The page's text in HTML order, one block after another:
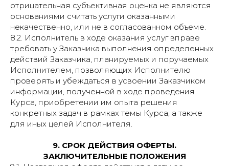
отрицательная субъективная оценка не являются
основаниями считать услуги оказанными
некачественно, или не в согласованном объеме.
8.2. Исполнитель в ходе оказания услуг вправе
требовать у Заказчика выполнения определенных
действий Заказчика, планируемых и поручаемых
Исполнителем, позволяющих Исполнителю
проверять и убеждаться в усвоении Заказчиком
информации, полученной в ходе проведения
Курса, приобретении им опыта решения
конкретных задач в рамках темы Курса, а также
для иных целей Исполнителя.
9. СРОК ДЕЙСТВИЯ ОФЕРТЫ.
ЗАКЛЮЧИТЕЛЬНЫЕ ПОЛОЖЕНИЯ